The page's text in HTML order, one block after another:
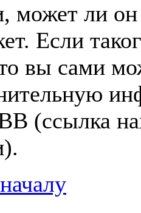
может ли
Если
вы сами
(ссылка